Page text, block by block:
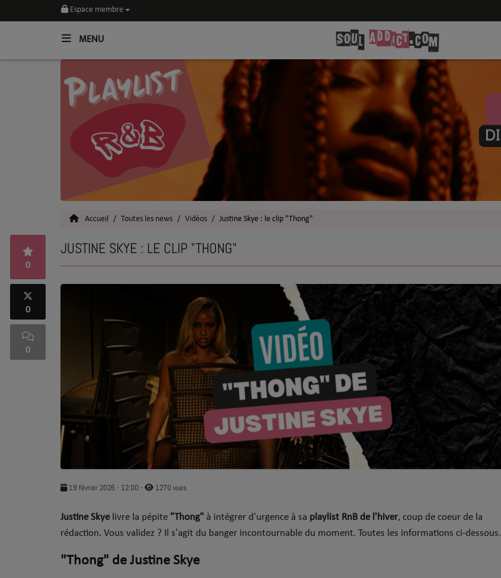
Espace membre
MENU
Toutes les News
SOUL CULTURE
Talents
Top 5
SOUL ADDICT PLAY
Flash News
5 bonnes raisons
Dans ton Téléphone
URBAN CULTURE
Accueil Toutes les news Vidéos Justine Skye : le clip "Thong"
JUSTINE SKYE : LE CLIP "THONG"
0
0
0
19 février 2026 - 12:00 - 1270 vues
Justine Skyelivre la pépite "Thong" à intégrer d'urgence à sa playlist RnB de l'hiver, coup de coeur de la
rédaction. Vous validez ? Il s'agit du banger incontournable du moment. Toutes les informations ci-dessous.
"Thong" de Justine Skye